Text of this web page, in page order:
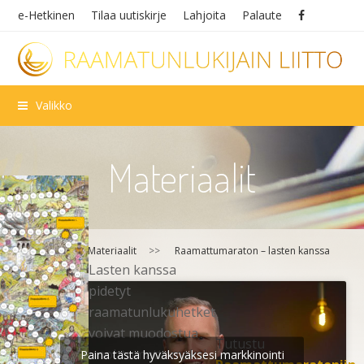
e-Hetkinen Tilaa uutiskirje Lahjoita Palaute
Valikko
Materiaalit
Etusivu >> Materiaalit >> Raamattumaraton – lasten kanssa
Lasten kanssa
pidetyt
raamatunlukuhetket
voivat muodostua
unohtumattomaksi
Tutustu
Paina tästä hyväksyäksesi markkinointi